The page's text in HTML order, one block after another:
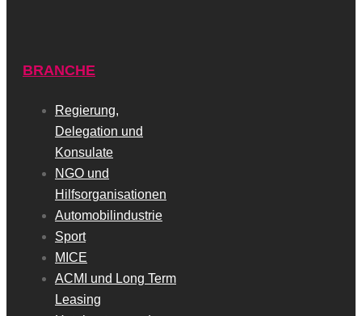
BRANCHE
Regierung,
Delegation und
Konsulate
NGO und
Hilfsorganisationen
Automobilindustrie
Sport
MICE
ACMI und Long Term
Leasing